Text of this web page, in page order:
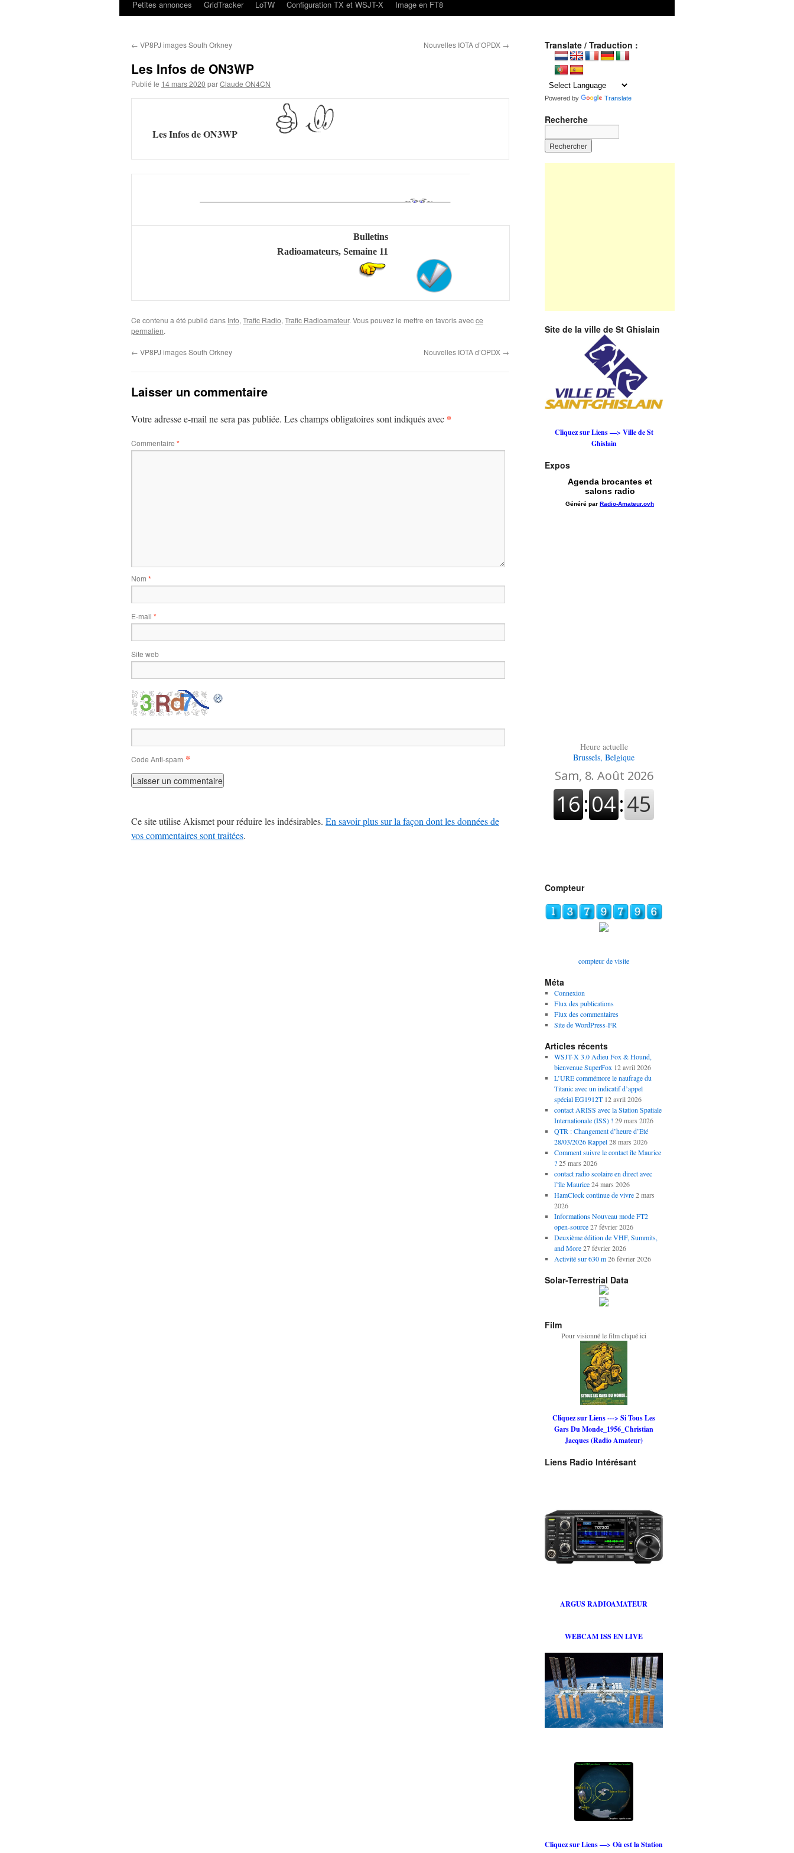
Petites annonces
GridTracker LoTW Configuration TX et WSJT-X Image en FT8
← VP8PJ images South Orkney Nouvelles IOTA d’OPDX →
Les Infos de ON3WP
Publié le 14 mars 2020 parClaude ON4CN
Les Infos de ON3WP
Bulletins
Radioamateurs, Semaine 11
Ce contenu a été publié dans Info, Trafic Radio, Trafic Radioamateur. Vous pouvez le mettre en favoris avecce
permalien.
← VP8PJ images South Orkney Nouvelles IOTA d’OPDX →
Laisser un commentaire
Votre adresse e-mail ne sera pas publiée. Les champs obligatoires sont indiqués avec *
Commentaire *
Nom *
E-mail *
Site web
Code Anti-spam *
Ce site utilise Akismet pour réduire les indésirables. En savoir plus sur la façon dont les données de
vos commentaires sont traitées.
Translate / Traduction :
Powered by Translate
Recherche
Site de la ville de St Ghislain
Cliquez sur Liens —> Ville de St
Ghislain
Expos
Heure actuelle
Brussels, Belgique
Compteur
compteur de visite
Méta
Connexion
Flux des publications
Flux des commentaires
Site de WordPress-FR
Articles récents
WSJT-X 3.0 Adieu Fox & Hound,
bienvenue SuperFox 12 avril 2026
L’URE commémore le naufrage du
Titanic avec un indicatif d’appel
spécial EG1912T 12 avril 2026
contact ARISS avec la Station Spatiale
Internationale (ISS) ! 29 mars 2026
QTR : Changement d’heure d’Eté
28/03/2026 Rappel 28 mars 2026
Comment suivre le contact île Maurice
? 25 mars 2026
contact radio scolaire en direct avec
l’île Maurice 24 mars 2026
HamClock continue de vivre 2 mars
2026
Informations Nouveau mode FT2
open-source 27 février 2026
Deuxième édition de VHF, Summits,
and More 27 février 2026
Activité sur 630 m 26 février 2026
Solar-Terrestrial Data
Film
Pour visionné le film cliqué ici
Cliquez sur Liens ---> Si Tous Les
Gars Du Monde_1956_Christian
Jacques (Radio Amateur)
Liens Radio Intérésant
ARGUS RADIOAMATEUR
WEBCAM ISS EN LIVE
Cliquez sur Liens —> Où est la Station